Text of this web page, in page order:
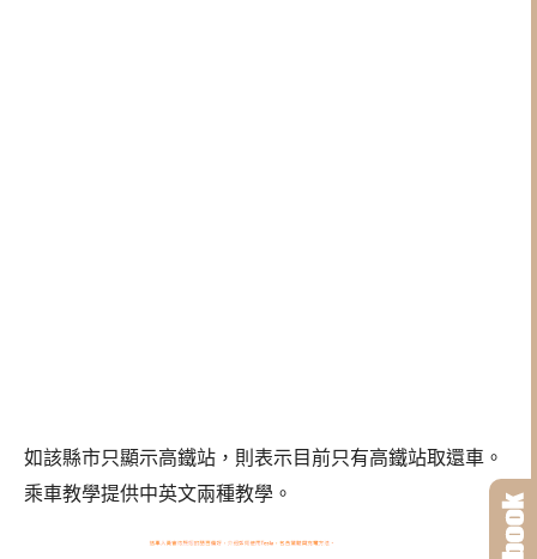
如該縣市只顯示高鐵站，則表示目前只有高鐵站取還車。
乘車教學提供中英文兩種教學。